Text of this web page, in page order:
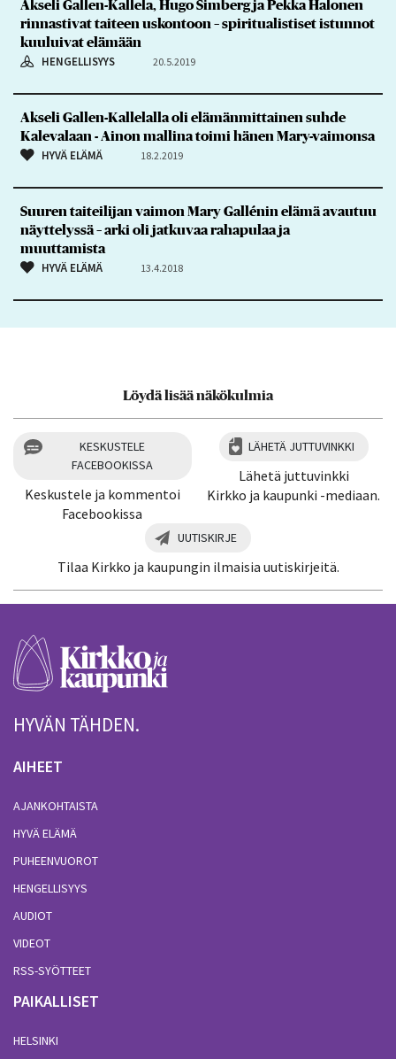
Akseli Gallen-Kallela, Hugo Simberg ja Pekka Halonen
rinnastivat taiteen uskontoon – spiritualistiset istunnot
kuuluivat elämään
HENGELLISYYS 20.5.2019
Akseli Gallen-Kallelalla oli elämänmittainen suhde
Kalevalaan - Ainon mallina toimi hänen Mary-vaimonsa
HYVÄ ELÄMÄ 18.2.2019
Suuren taiteilijan vaimon Mary Gallénin elämä avautuu
näyttelyssä – arki oli jatkuvaa rahapulaa ja
muuttamista
HYVÄ ELÄMÄ 13.4.2018
Löydä lisää näkökulmia
KESKUSTELE
FACEBOOKISSA
Keskustele ja kommentoi
Facebookissa
LÄHETÄ JUTTUVINKKI
Lähetä juttuvinkki
Kirkko ja kaupunki -mediaan.
UUTISKIRJE
Tilaa Kirkko ja kaupungin ilmaisia uutiskirjeitä.
HYVÄN TÄHDEN.
AIHEET
AJANKOHTAISTA
HYVÄ ELÄMÄ
PUHEENVUOROT
HENGELLISYYS
AUDIOT
VIDEOT
RSS-SYÖTTEET
PAIKALLISET
HELSINKI